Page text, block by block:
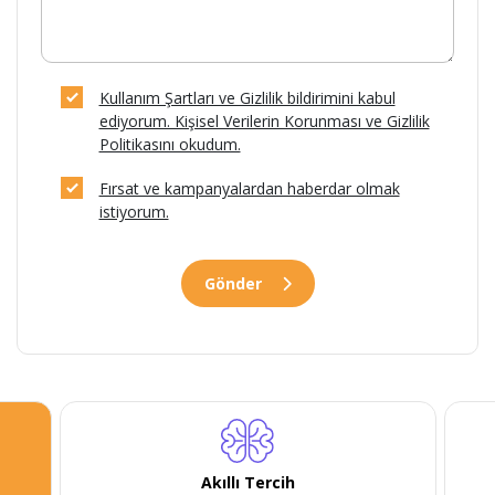
Kullanım Şartları ve Gizlilik bildirimini kabul
ediyorum. Kişisel Verilerin Korunması ve Gizlilik
Politikasını okudum.
Fırsat ve kampanyalardan haberdar olmak
istiyorum.
Gönder
Akıllı Tercih